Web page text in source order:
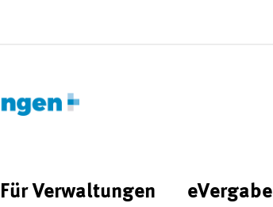
Für Verwaltungen eVergabe